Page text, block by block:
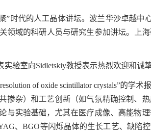
”时代的人工晶体讲坛。波兰华沙卓越中
领域的科研人员与研究生参加讲坛。上
实验室向Sidletskiy教授表示热烈欢迎和诚
of oxide scintillator crystals”的学术
掺杂）和工艺创新（如气氛精确控制、
与实验基础，尤其在医疗成像、高能物
、BGO等闪烁晶体的生长工艺、缺陷